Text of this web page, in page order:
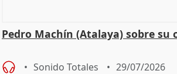
Pedro Machín (Atalaya) sobre su
Sonido Totales 29/07/2026